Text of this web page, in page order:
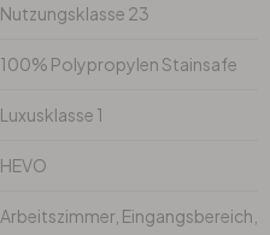
Nutzungsklasse 23
100% Polypropylen Stainsafe
Luxusklasse 1
HEVO
Arbeitszimmer, Eingangsbereich,